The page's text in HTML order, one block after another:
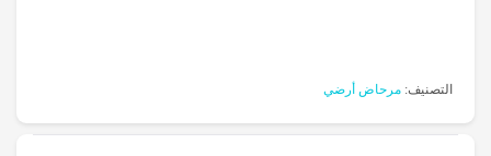
التصنيف: مرحاض أرضي